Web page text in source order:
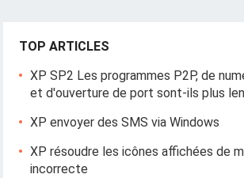
TOP ARTICLES
XP SP2 Les programmes P2P, de
et d'ouverture de port sont-ils plus
XP envoyer des SMS via Windows
XP résoudre les icônes affichées de
incorrecte